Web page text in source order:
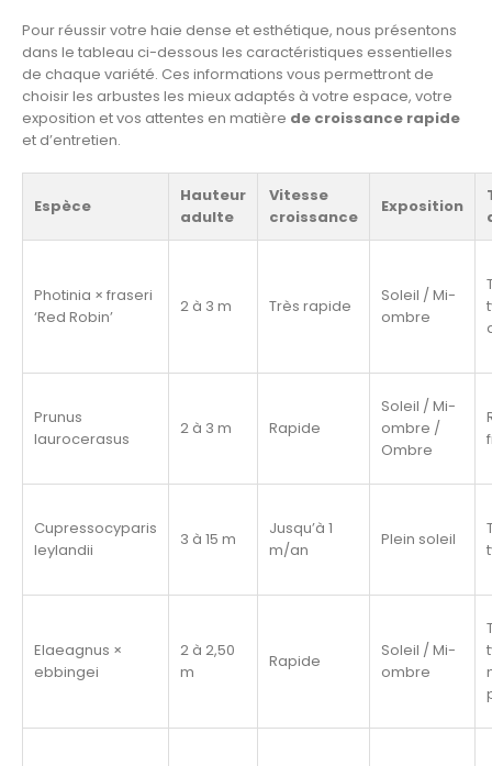
Pour réussir votre haie dense et esthétique, nous présentons
dans le tableau ci-dessous les caractéristiques essentielles
de chaque variété. Ces informations vous permettront de
choisir les arbustes les mieux adaptés à votre espace, votre
exposition et vos attentes en matière de croissance rapide
et d’entretien.
Espèce
Hauteur
adulte
Vitesse
croissance
Exposition
Photinia × fraseri
‘Red Robin’
2 à 3 m Très rapide
Soleil / Mi-
ombre
Prunus
laurocerasus
2 à 3 m Rapide
Soleil / Mi-
ombre /
Ombre
Cupressocyparis
leylandii
3 à 15 m
Jusqu’à 1
m/an
Plein soleil
Elaeagnus ×
ebbingei
2 à 2,50
m
Rapide
Soleil / Mi-
ombre